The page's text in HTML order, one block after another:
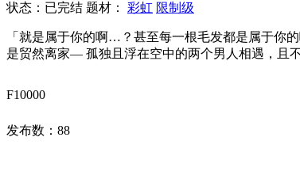
状态： 已完结 题材： 彩虹 限制级
「就是属于你的啊…？甚至每一根毛发都是属于你
是贸然离家— 孤独且浮在空中的两个男人相遇，且
F10000
发布数： 88